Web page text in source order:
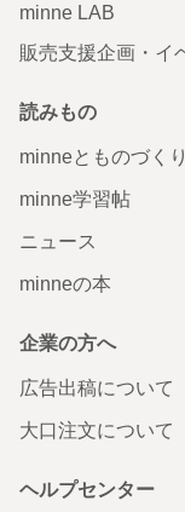
minne LAB
販売支援企画・イ
読みもの
minneとものづく
minne学習帖
ニュース
minneの本
企業の方へ
広告出稿について
大口注文について
ヘルプセンター